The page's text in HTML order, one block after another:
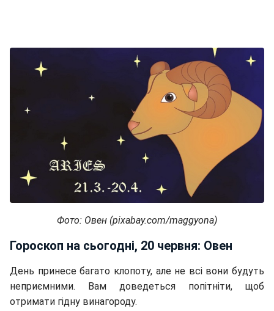
Фото: Овен (pixabay.com/maggyona)
Гороскоп на сьогодні, 20 червня: Овен
День принесе багато клопоту, але не всі вони будуть
неприємними. Вам доведеться попітніти, щоб
отримати гідну винагороду.